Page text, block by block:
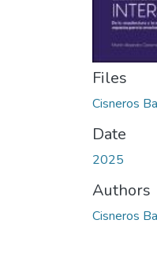
Files
Cisneros
Date
2025
Authors
Cisneros